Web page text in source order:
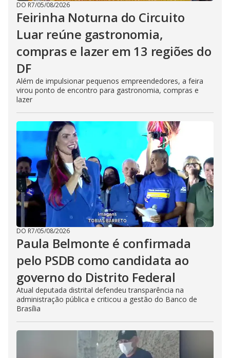
DO R7/05/08/2026
Feirinha Noturna do Circuito
Luar reúne gastronomia,
compras e lazer em 13 regiões do
DF
Além de impulsionar pequenos empreendedores, a feira
virou ponto de encontro para gastronomia, compras e
lazer
DO R7/05/08/2026
Paula Belmonte é confirmada
pelo PSDB como candidata ao
governo do Distrito Federal
Atual deputada distrital defendeu transparência na
administração pública e criticou a gestão do Banco de
Brasília